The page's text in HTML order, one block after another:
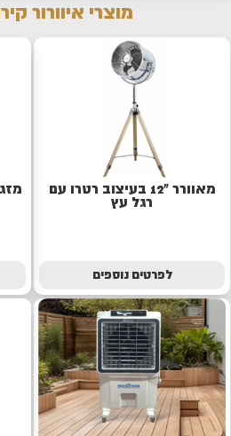
מוצרי איוורור
מאוורר "12 בעיצוב רטרו עם
רגל עץ
לפרטים נוספים